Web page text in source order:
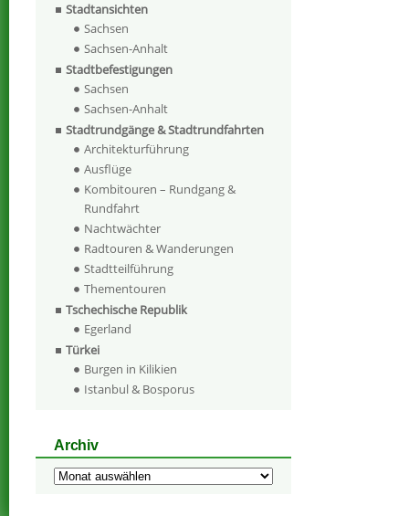
Stadtansichten
Sachsen
Sachsen-Anhalt
Stadtbefestigungen
Sachsen
Sachsen-Anhalt
Stadtrundgänge & Stadtrundfahrten
Architekturführung
Ausflüge
Kombitouren – Rundgang &
Rundfahrt
Nachtwächter
Radtouren & Wanderungen
Stadtteilführung
Thementouren
Tschechische Republik
Egerland
Türkei
Burgen in Kilikien
Istanbul & Bosporus
Archiv
Archiv